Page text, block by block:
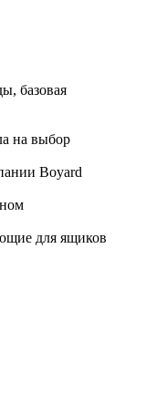
базовая
на выбор
Boyard
для ящиков